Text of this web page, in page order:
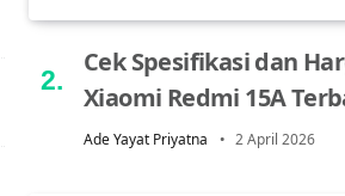
Cek Spesifikasi dan
Xiaomi Redmi 15A
Ade Yayat Priyatna 2 April 2026